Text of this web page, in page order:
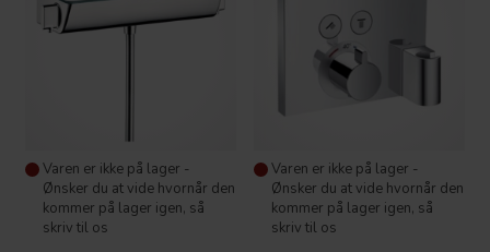
Varen er ikke på lager -
Ønsker du at vide hvornår den
kommer på lager igen, så
skriv til os
Varen er ikke på lager -
Ønsker du at vide hvornår den
kommer på lager igen, så
skriv til os